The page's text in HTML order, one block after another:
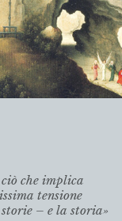
ciò che implica
tensione
– e la storia»